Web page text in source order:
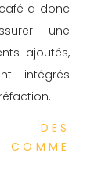
a donc
une
ajoutés,
intégrés